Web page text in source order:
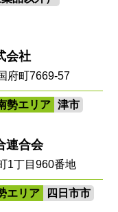
会社
府町7669-57
勢エリア 津市
連合会
1丁目960番地
エリア 四日市市